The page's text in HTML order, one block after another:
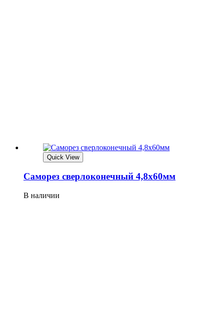
Quick View
Саморез сверлоконечный 4,8х60мм
В наличии